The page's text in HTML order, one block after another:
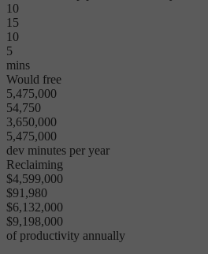
10
15
10
5
mins
Would free
5,475,000
54,750
3,650,000
5,475,000
dev minutes per year
Reclaiming
$4,599,000
$91,980
$6,132,000
$9,198,000
of productivity annually